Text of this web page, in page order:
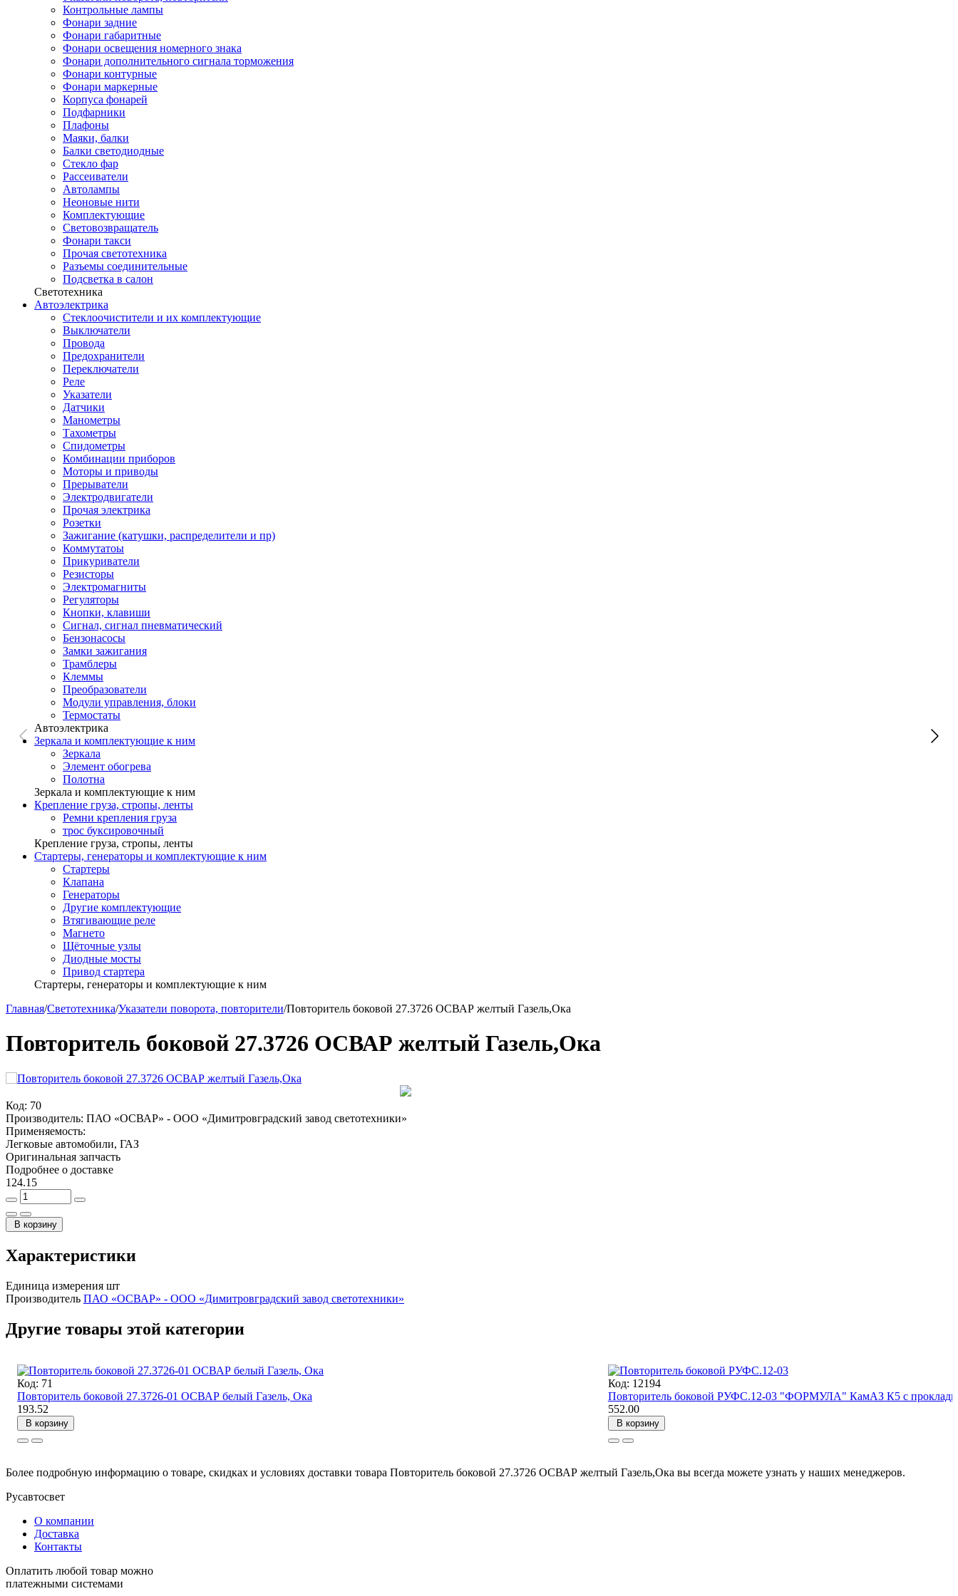
Контрольные лампы
Фонари задние
Фонари габаритные
Фонари освещения номерного знака
Фонари дополнительного сигнала торможения
Фонари контурные
Фонари маркерные
Корпуса фонарей
Подфарники
Плафоны
Маяки, балки
Балки светодиодные
Стекло фар
Рассеиватели
Автолампы
Неоновые нити
Комплектующие
Световозвращатель
Фонари такси
Прочая светотехника
Разъемы соединительные
Подсветка в салон
Светотехника
Автоэлектрика
Стеклоочистители и их комплектующие
Выключатели
Провода
Предохранители
Переключатели
Реле
Указатели
Датчики
Манометры
Тахометры
Спидометры
Комбинации приборов
Моторы и приводы
Прерыватели
Электродвигатели
Прочая электрика
Розетки
Зажигание (катушки, распределители и пр)
Коммутатоы
Прикуриватели
Резисторы
Электромагниты
Регуляторы
Кнопки, клавиши
Сигнал, сигнал пневматический
Бензонасосы
Замки зажигания
Трамблеры
Клеммы
Преобразователи
Модули управления, блоки
Термостаты
Автоэлектрика
Зеркала и комплектующие к ним
Зеркала
Элемент обогрева
Полотна
Зеркала и комплектующие к ним
Крепление груза, стропы, ленты
Ремни крепления груза
трос буксировочный
Крепление груза, стропы, ленты
Стартеры, генераторы и комплектующие к ним
Стартеры
Клапана
Генераторы
Другие комплектующие
Втягивающие реле
Магнето
Щёточные узлы
Диодные мосты
Привод стартера
Стартеры, генераторы и комплектующие к ним
Главная/Светотехника/Указатели поворота, повторители/Повторитель боковой 27.3726 ОСВАР желтый Газель,Ока
Повторитель боковой 27.3726 ОСВАР желтый Газель,Ока
Код: 70
Производитель: ПАО «ОСВАР» - ООО «Димитровградский завод светотехники»
Применяемость:
Легковые автомобили, ГАЗ
Оригинальная запчасть
Подробнее о доставке
124.15
В корзину
Характеристики
Единица измерения шт
Производитель ПАО «ОСВАР» - ООО «Димитровградский завод светотехники»
Другие товары этой категории
Код: 71
Повторитель боковой 27.3726-01 ОСВАР белый Газель, Ока
193.52
В корзину
Код: 12194
Повторитель боковой РУФС.12-03 "ФОРМУЛА" КамАЗ К5 с
552.00
В корзину
Более подробную информацию о товаре, скидках и условиях доставки товара Повторитель боковой 27.3726 ОСВАР желтый Газель,Ока вы всегда можете узнать у наших менеджеров.
Русавтосвет
О компании
Доставка
Контакты
Оплатить любой товар можно
платежными системами